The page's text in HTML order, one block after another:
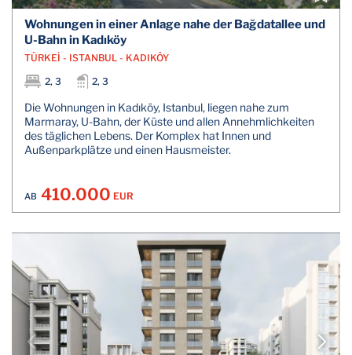
Wohnungen in einer Anlage nahe der Bağdatallee und
U-Bahn in Kadıköy
TÜRKEİ - ISTANBUL - KADIKÖY
2, 3
2, 3
Die Wohnungen in Kadıköy, Istanbul, liegen nahe zum
Marmaray, U-Bahn, der Küste und allen Annehmlichkeiten
des täglichen Lebens. Der Komplex hat Innen und
Außenparkplätze und einen Hausmeister.
AB 410.000 EUR